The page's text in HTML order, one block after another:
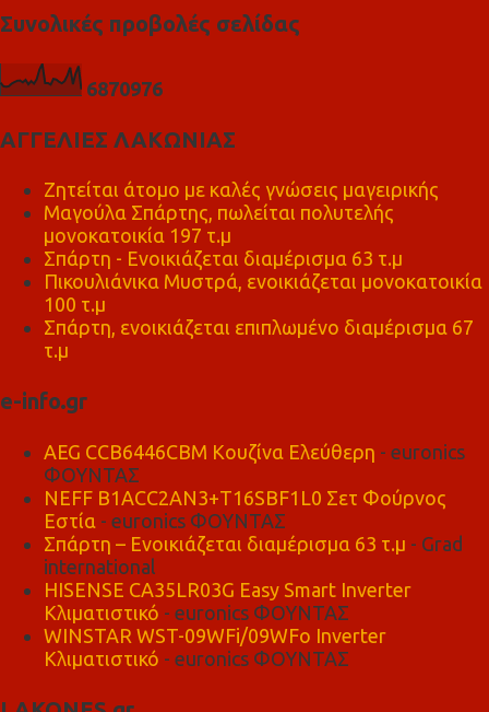
Συνολικές προβολές σελίδας
6870976
ΑΓΓΕΛΙΕΣ ΛΑΚΩΝΙΑΣ
Ζητείται άτομο με καλές γνώσεις μαγειρικής
Μαγούλα Σπάρτης, πωλείται πολυτελής
μονοκατοικία 197 τ.μ
Σπάρτη - Ενοικιάζεται διαμέρισμα 63 τ.μ
Πικουλιάνικα Μυστρά, ενοικιάζεται μονοκατοικία
100 τ.μ
Σπάρτη, ενοικιάζεται επιπλωμένο διαμέρισμα 67
τ.μ
e-info.gr
AEG CCB6446CBM Κουζίνα Ελεύθερη - euronics
ΦΟΥΝΤΑΣ
NEFF B1ACC2AN3+T16SBF1L0 Σετ Φούρνος
Εστία - euronics ΦΟΥΝΤΑΣ
Σπάρτη – Ενοικιάζεται διαμέρισμα 63 τ.μ - Grad
international
HISENSE CA35LR03G Easy Smart Inverter
Κλιματιστικό - euronics ΦΟΥΝΤΑΣ
WINSTAR WST-09WFi/09WFo Inverter
Κλιματιστικό - euronics ΦΟΥΝΤΑΣ